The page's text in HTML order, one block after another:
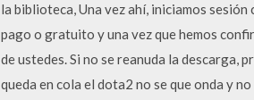
la biblioteca, Una vez ahí, iniciamos
pago o gratuito y una vez que hemos
de ustedes. Si no se reanuda la descarga,
queda en cola el dota2 no se que onda y